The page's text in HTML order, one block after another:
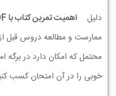
دلیل اهمیت تمرین کتاب با PDF
ممارست و مطالعه دروس قبل
محتمل که امکان دارد در برگه
خوبی را در آن امتحان کسب